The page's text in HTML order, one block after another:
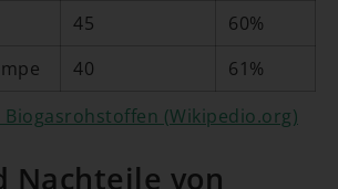
45
60%
40
61%
Biogasrohstoffen (Wikipedio.org)
Nachteile von